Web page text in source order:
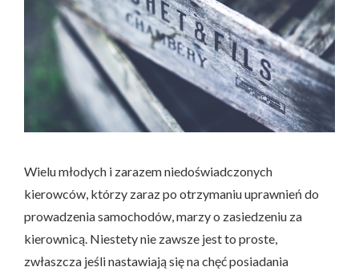
Wielu młodych i zarazem niedoświadczonych
kierowców, którzy zaraz po otrzymaniu uprawnień do
prowadzenia samochodów, marzy o zasiedzeniu za
kierownicą. Niestety nie zawsze jest to proste,
zwłaszcza jeśli nastawiają się na chęć posiadania